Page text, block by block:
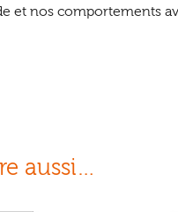
et nos comportements
aussi…